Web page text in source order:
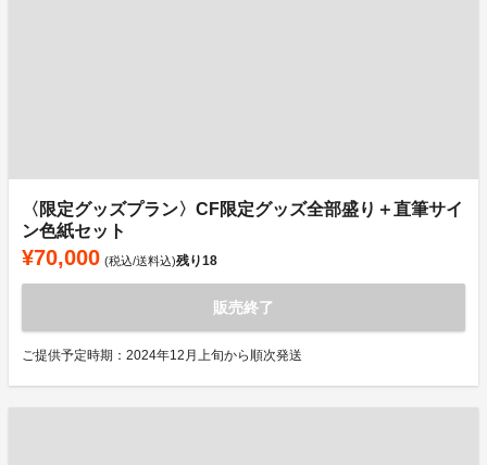
〈限定グッズプラン〉CF限定グッズ全部盛り＋直筆サイ
ン色紙セット
¥70,000 (税込/送料込)残り18
販売終了
ご提供予定時期：2024年12月上旬から順次発送